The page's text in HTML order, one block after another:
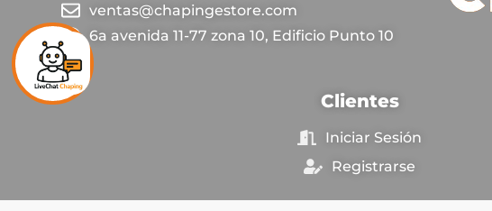
ventas@chapingestore.com
6a avenida 11-77 zona 10, Edificio Punto 10
Clientes
Iniciar Sesión
Registrarse